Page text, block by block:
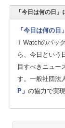
「今日は何の日」
「今日は何の日」
T Watchのバッ
ら、今日という
目すべきニュー
す。一般社団法
P」 の協力で実